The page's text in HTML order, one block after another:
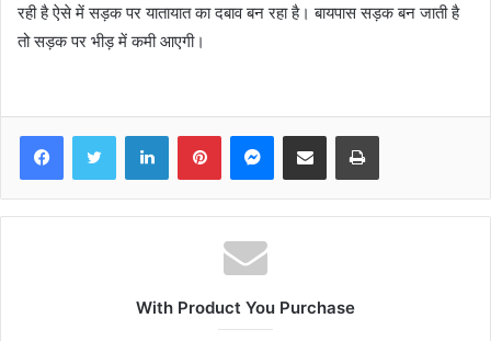
रही है ऐसे में सड़क पर यातायात का दबाव बन रहा है। बायपास सड़क बन जाती है
तो सड़क पर भीड़ में कमी आएगी।
FacebookTwitter LinkedInPinterestMessenger
Share via Email Print
With Product You Purchase